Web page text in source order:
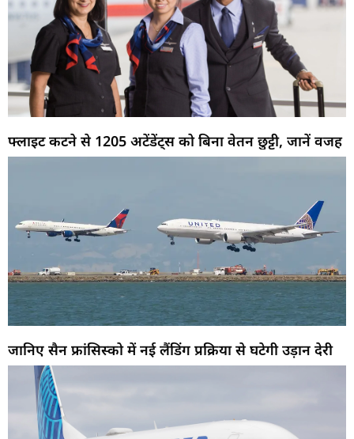
फ्लाइट कटने से 1205 अटेंडेंट्स को बिना वेतन छुट्टी, जानें वजह
जानिए सैन फ्रांसिस्को में नई लैंडिंग प्रक्रिया से घटेगी उड़ान देरी